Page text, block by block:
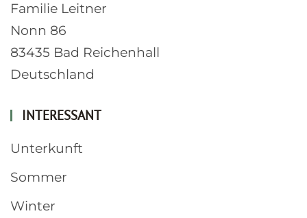
Familie Leitner
Nonn 86
83435 Bad Reichenhall
Deutschland
INTERESSANT
Unterkunft
Sommer
Winter